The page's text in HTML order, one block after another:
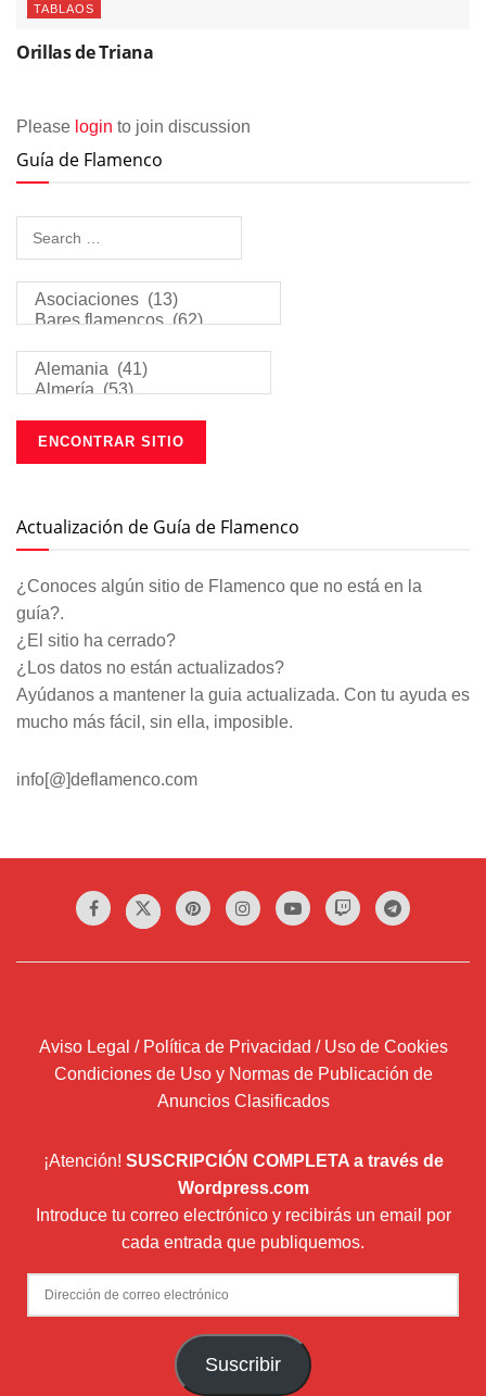
TABLAOS
Orillas de Triana
Please login to join discussion
Guía de Flamenco
Actualización de Guía de Flamenco
¿Conoces algún sitio de Flamenco que no está en la
guía?.
¿El sitio ha cerrado?
¿Los datos no están actualizados?
Ayúdanos a mantener la guia actualizada. Con tu ayuda es
mucho más fácil, sin ella, imposible.
info[@]deflamenco.com
Aviso Legal / Política de Privacidad / Uso de Cookies
Condiciones de Uso y Normas de Publicación de
Anuncios Clasificados
¡Atención! SUSCRIPCIÓN COMPLETA a través de
Wordpress.com
Introduce tu correo electrónico y recibirás un email por
cada entrada que publiquemos.
Dirección
de
Suscribir